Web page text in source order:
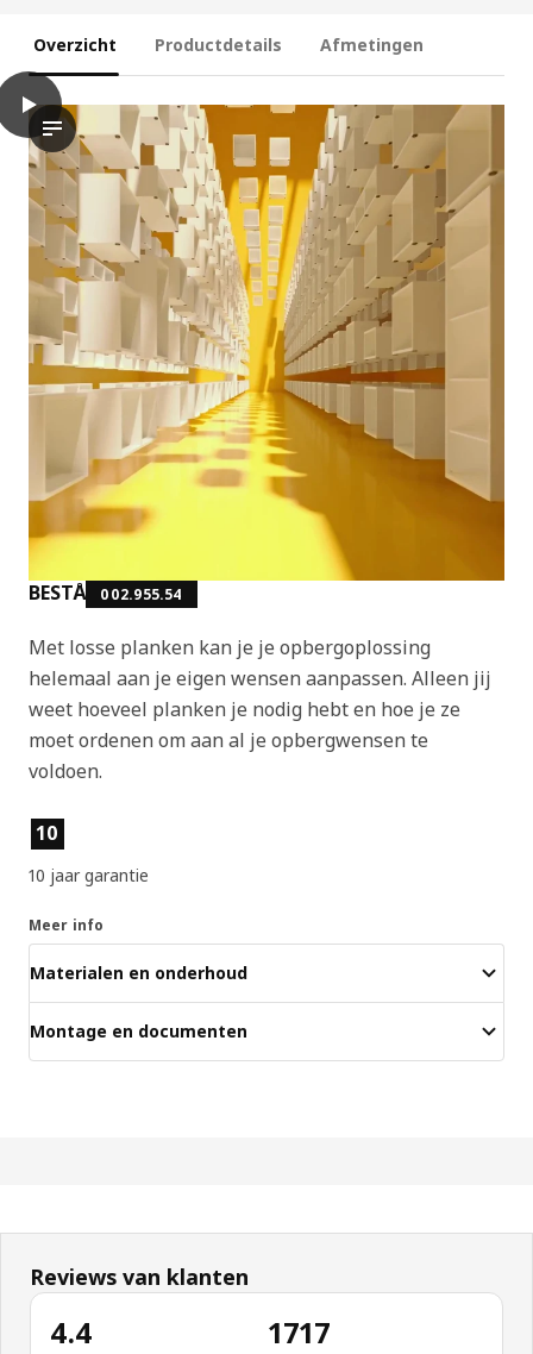
Overzicht Productdetails Afmetingen
BESTÅ 002.955.54
Met losse planken kan je je opbergoplossing
helemaal aan je eigen wensen aanpassen. Alleen jij
weet hoeveel planken je nodig hebt en hoe je ze
moet ordenen om aan al je opbergwensen te
voldoen.
Producteigenschappen
10
10 jaar garantie
Meer info
Materialen en onderhoud
Montage en documenten
play
In de video is een product te zien met de naam BESTÅ, wat
BESTÅ Plank, wit, 56x36 cm
Reviews van klanten
4.4 1717